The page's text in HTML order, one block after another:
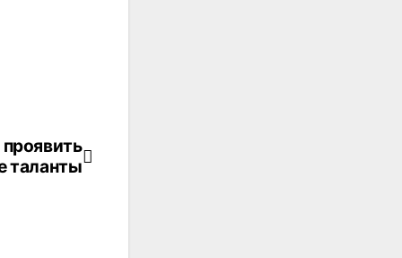
таланты